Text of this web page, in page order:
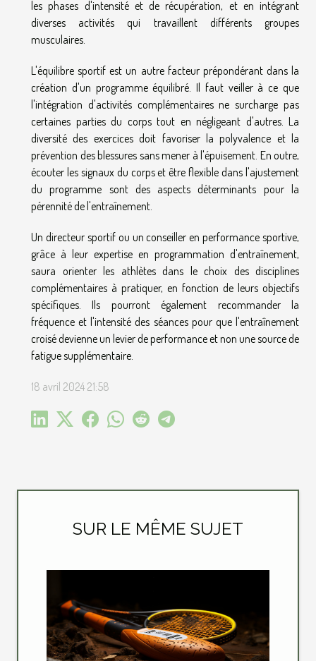
SUR LE MÊME SUJET
les phases d'intensité et de récupération, et en intégrant
diverses activités qui travaillent différents groupes
musculaires.
L'équilibre sportif est un autre facteur prépondérant dans la
création d'un programme équilibré. Il faut veiller à ce que
l'intégration d'activités complémentaires ne surcharge pas
certaines parties du corps tout en négligeant d'autres. La
diversité des exercices doit favoriser la polyvalence et la
prévention des blessures sans mener à l'épuisement. En outre,
écouter les signaux du corps et être flexible dans l'ajustement
du programme sont des aspects déterminants pour la
pérennité de l'entraînement.
Un directeur sportif ou un conseiller en performance sportive,
grâce à leur expertise en programmation d'entraînement,
saura orienter les athlètes dans le choix des disciplines
complémentaires à pratiquer, en fonction de leurs objectifs
spécifiques. Ils pourront également recommander la
fréquence et l'intensité des séances pour que l'entraînement
croisé devienne un levier de performance et non une source de
fatigue supplémentaire.
18 avril 2024 21:58